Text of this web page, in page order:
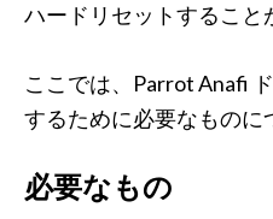
ハードリセットすること
ここでは、Parrot Anafi
するために必要なものに
必要なもの